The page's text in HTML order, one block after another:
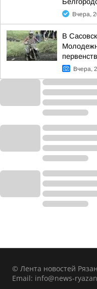
Вчера,
В
Вчера,
© Лента новостей
Email: info@news-